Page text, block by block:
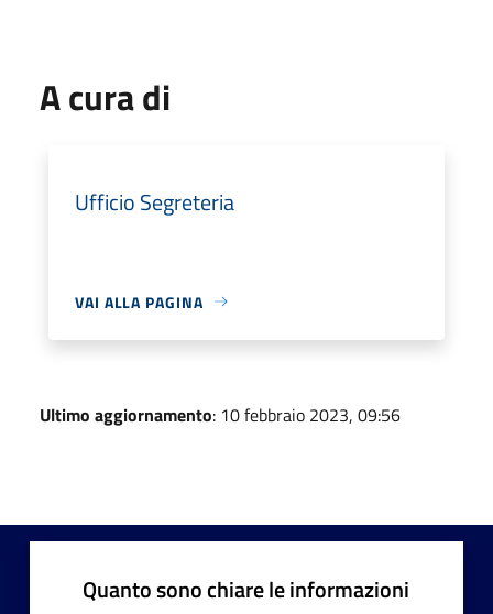
A cura di
Ufficio Segreteria
VAI ALLA PAGINA
Ultimo aggiornamento: 10 febbraio 2023, 09:56
Quanto sono chiare le informazioni